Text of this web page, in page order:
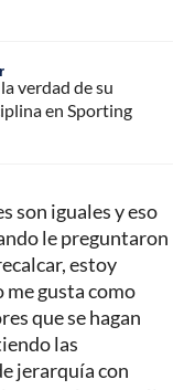
verdad de su
en Sporting
son iguales y eso
le preguntaron
estoy
me gusta como
que se hagan
las
jerarquía con